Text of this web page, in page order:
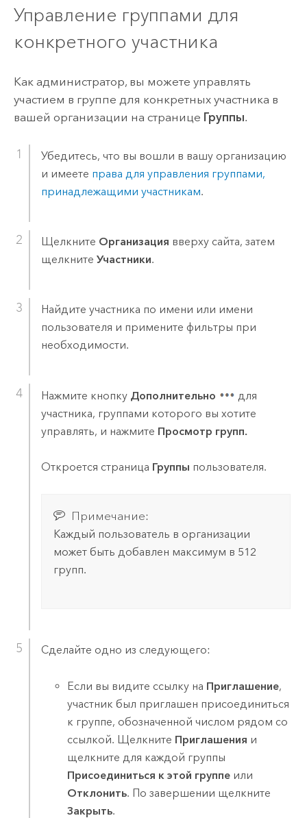
Управление группами для
конкретного участника
Как администратор, вы можете управлять
участием в группе для конкретных участника в
вашей организации на странице Группы.
Убедитесь, что вы вошли в вашу организацию
и имеете права для управления группами,
принадлежащими участникам.
Щелкните Организация вверху сайта, затем
щелкните Участники.
Найдите участника по имени или имени
пользователя и примените фильтры при
необходимости.
Нажмите кнопку Дополнительно
для
участника, группами которого вы хотите
управлять, и нажмите Просмотр групп.
Откроется страница Группы пользователя.
Примечание:
Каждый пользователь в организации
может быть добавлен максимум в 512
групп.
Сделайте одно из следующего:
Если вы видите ссылку на Приглашение,
участник был приглашен присоединиться
к группе, обозначенной числом рядом со
ссылкой. Щелкните Приглашения и
щелкните для каждой группы
Присоединиться к этой группе или
Отклонить. По завершении щелкните
Закрыть.